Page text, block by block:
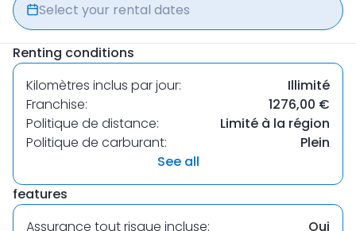
Select your rental dates
Renting conditions
Kilomètres inclus par jour:
Illimité
Franchise:
1276,00 €
Politique de distance:
Limité à la région
Politique de carburant:
Plein
See all
features
Assurance tout risque incluse:
Oui